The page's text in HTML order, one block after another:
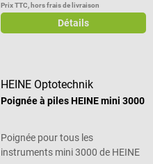
Prix TTC, hors frais de livraison
Détails
HEINE Optotechnik
Poignée à piles HEINE mini 3000
Poignée pour tous les
instruments mini 3000 de HEINE